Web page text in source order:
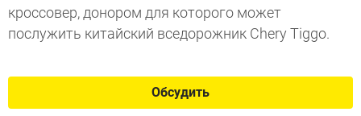
кроссовер, донором для которого может
послужить китайский вседорожник Chery Tiggo.
Обсудить